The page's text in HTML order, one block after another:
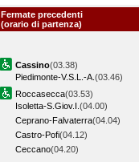
Fermate precedenti
(orario di partenza)
Cassino(03.38)
Piedimonte-V.S.L.-A. (03.46)
Roccasecca(03.53)
Isoletta-S.Giov.I. (04.00)
Ceprano-Falvaterra(04.04)
Castro-Pofi(04.12)
Ceccano(04.20)